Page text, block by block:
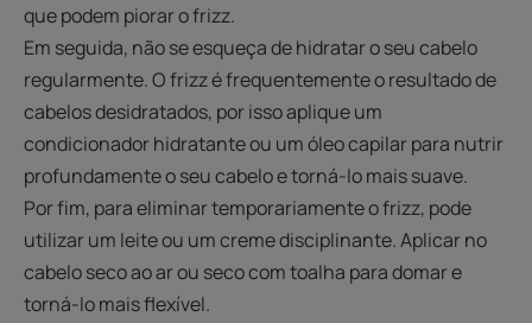
que podem piorar o frizz.
Em seguida, não se esqueça de hidratar o seu cabelo
regularmente. O frizz é frequentemente o resultado de
cabelos desidratados, por isso aplique um
condicionador hidratante ou um óleo capilar para nutrir
profundamente o seu cabelo e torná-lo mais suave.
Por fim, para eliminar temporariamente o frizz, pode
utilizar um leite ou um creme disciplinante. Aplicar no
cabelo seco ao ar ou seco com toalha para domar e
torná-lo mais flexível.